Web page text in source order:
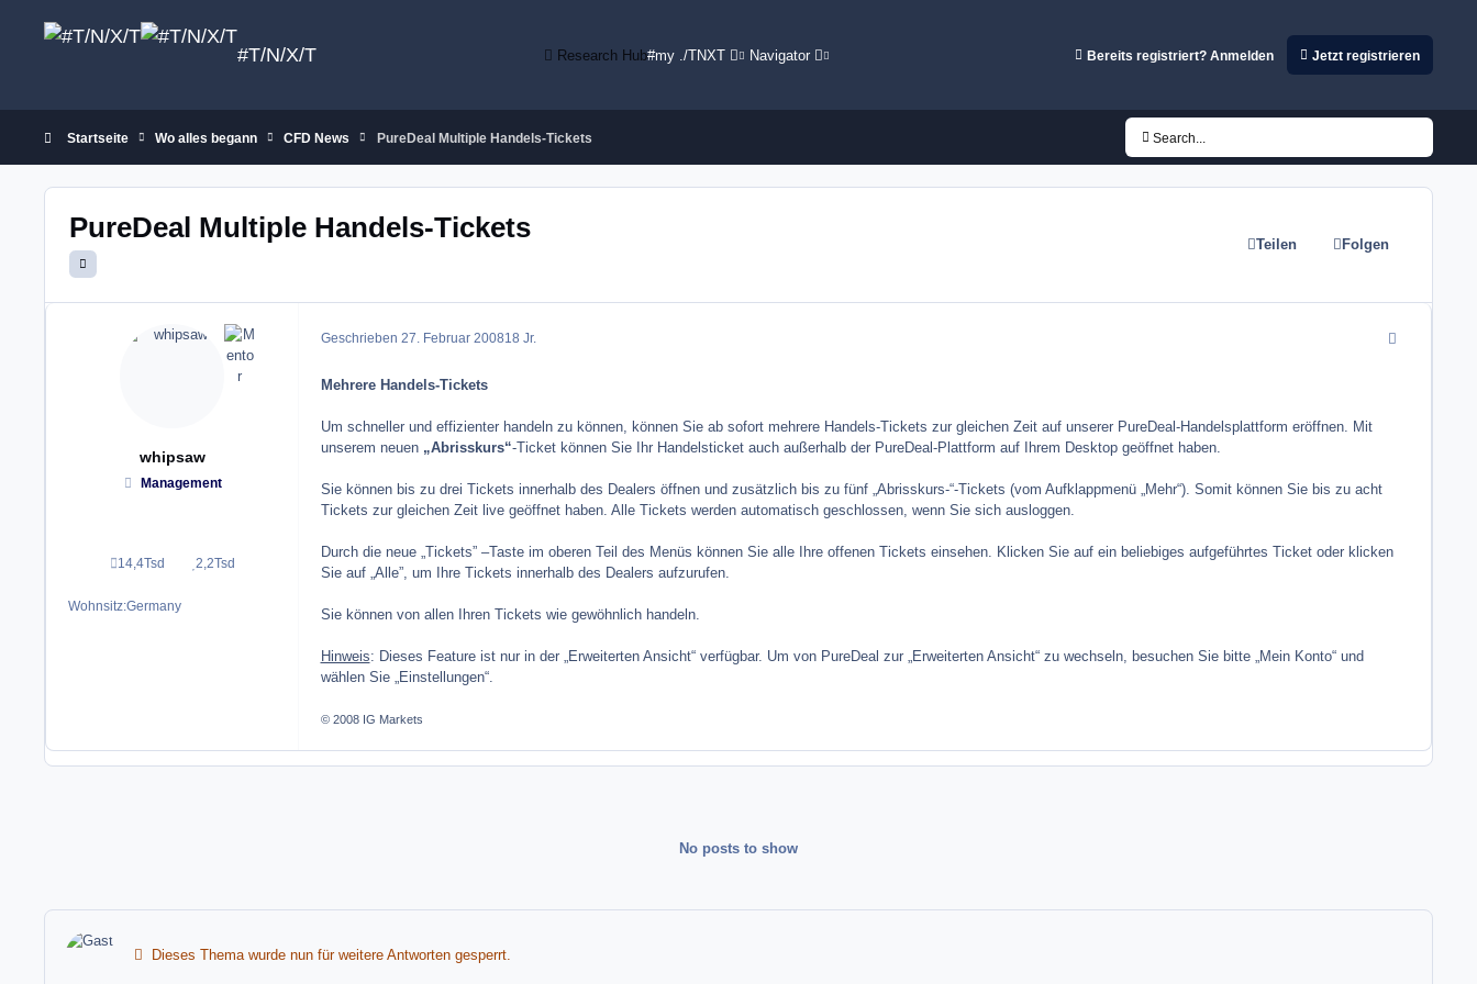
#T/N/X/T Research Hub#my ./TNXT Navigator Bereits registriert? Anmelden Jetzt registrieren
Startseite Wo alles begann CFD News PureDeal Multiple Handels-Tickets Search...
PureDeal Multiple Handels-Tickets
Teilen Folgen
whipsaw
Management
14,4Tsd
Beiträge 2,2Tsd
Reputation
Wohnsitz:Germany
Geschrieben 27. Februar 200818 Jr. comment_21811
Mehrere Handels-Tickets
Um schneller und effizienter handeln zu können, können Sie ab sofort mehrere Handels-Tickets zur gleichen Zeit auf unserer PureDeal-Handelsplattform eröffnen. Mit
unserem neuen „Abrisskurs“-Ticket können Sie Ihr Handelsticket auch außerhalb der PureDeal-Plattform auf Ihrem Desktop geöffnet haben.
Sie können bis zu drei Tickets innerhalb des Dealers öffnen und zusätzlich bis zu fünf „Abrisskurs-“-Tickets (vom Aufklappmenü „Mehr“). Somit können Sie bis zu acht
Tickets zur gleichen Zeit live geöffnet haben. Alle Tickets werden automatisch geschlossen, wenn Sie sich ausloggen.
Durch die neue „Tickets” –Taste im oberen Teil des Menüs können Sie alle Ihre offenen Tickets einsehen. Klicken Sie auf ein beliebiges aufgeführtes Ticket oder klicken
Sie auf „Alle”, um Ihre Tickets innerhalb des Dealers aufzurufen.
Sie können von allen Ihren Tickets wie gewöhnlich handeln.
Hinweis: Dieses Feature ist nur in der „Erweiterten Ansicht“ verfügbar. Um von PureDeal zur „Erweiterten Ansicht“ zu wechseln, besuchen Sie bitte „Mein Konto“ und
wählen Sie „Einstellungen“.
© 2008 IG Markets
No posts to show
Dieses Thema wurde nun für weitere Antworten gesperrt.